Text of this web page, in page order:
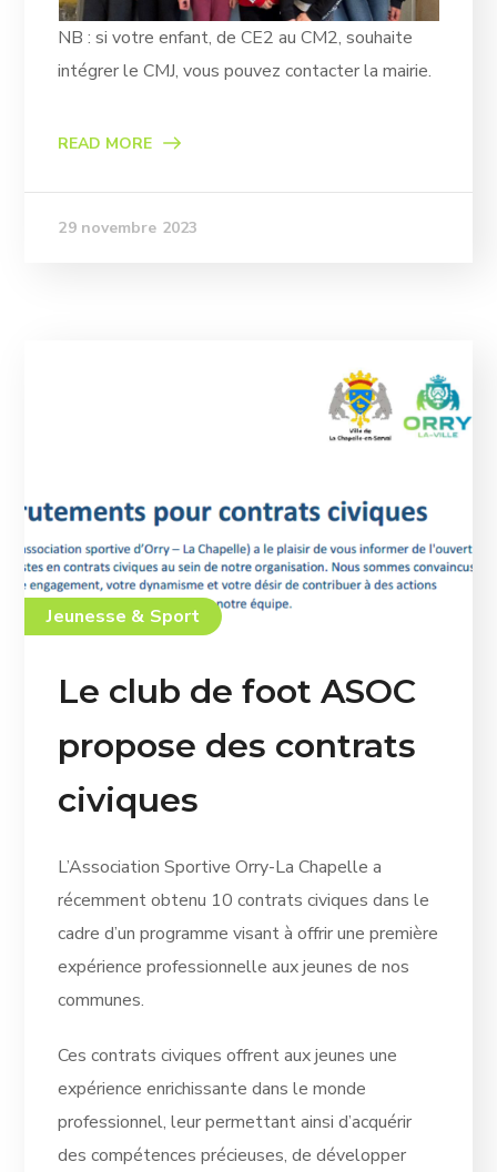
NB : si votre enfant, de CE2 au CM2, souhaite
intégrer le CMJ, vous pouvez contacter la mairie.
READ MORE
29 novembre 2023
Jeunesse & Sport
Le club de foot ASOC
propose des contrats
civiques
L’Association Sportive Orry-La Chapelle a
récemment obtenu 10 contrats civiques dans le
cadre d’un programme visant à offrir une première
expérience professionnelle aux jeunes de nos
communes.
Ces contrats civiques offrent aux jeunes une
expérience enrichissante dans le monde
professionnel, leur permettant ainsi d’acquérir
des compétences précieuses, de développer